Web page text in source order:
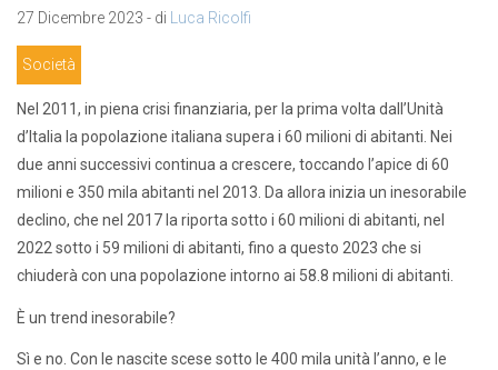
27 Dicembre 2023 - di Luca Ricolfi
Società
Nel 2011, in piena crisi finanziaria, per la prima volta dall’Unità
d’Italia la popolazione italiana supera i 60 milioni di abitanti. Nei
due anni successivi continua a crescere, toccando l’apice di 60
milioni e 350 mila abitanti nel 2013. Da allora inizia un inesorabile
declino, che nel 2017 la riporta sotto i 60 milioni di abitanti, nel
2022 sotto i 59 milioni di abitanti, fino a questo 2023 che si
chiuderà con una popolazione intorno ai 58.8 milioni di abitanti.
È un trend inesorabile?
Sì e no. Con le nascite scese sotto le 400 mila unità l’anno, e le